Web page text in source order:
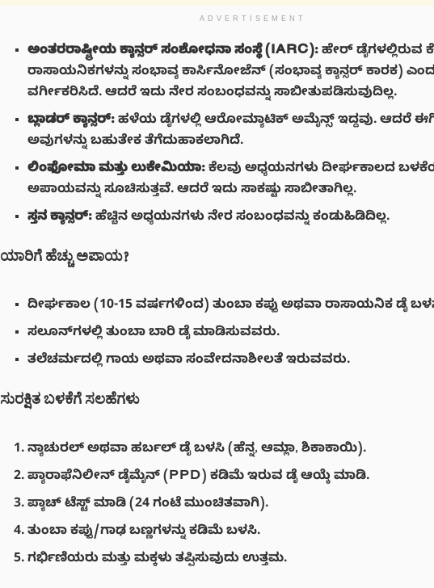
ADVERTISEMENT
ಅಂತರರಾಷ್ಟ್ರೀಯ ಕ್ಯಾನ್ಸರ್ ಸಂಶೋಧನಾ ಸಂಸ್ಥೆ (IARC):ಹೇರ್ ಡೈಗಳಲ್ಲಿರುವ
ರಾಸಾಯನಿಕಗಳನ್ನು ಸಂಭಾವ್ಯ ಕಾರ್ಸಿನೋಜೆನ್ (ಸಂಭಾವ್ಯ ಕ್ಯಾನ್ಸರ್ ಕಾರಕ)
ವರ್ಗೀಕರಿಸಿದೆ. ಆದರೆ ಇದು ನೇರ ಸಂಬಂಧವನ್ನು ಸಾಬೀತುಪಡಿಸುವುದಿಲ್ಲ.
ಬ್ಲಾಡರ್ ಕ್ಯಾನ್ಸರ್:ಹಳೆಯ ಡೈಗಳಲ್ಲಿ ಆರೋಮ್ಯಾಟಿಕ್ ಅಮೈನ್ಸ್ ಇದ್ದವು. ಆದರೆ
ಅವುಗಳನ್ನು ಬಹುತೇಕ ತೆಗೆದುಹಾಕಲಾಗಿದೆ.
ಲಿಂಫೋಮಾ ಮತ್ತು ಲುಕೇಮಿಯಾ:ಕೆಲವು ಅಧ್ಯಯನಗಳು ದೀರ್ಘಕಾಲದ
ಅಪಾಯವನ್ನು ಸೂಚಿಸುತ್ತವೆ. ಆದರೆ ಇದು ಸಾಕಷ್ಟು ಸಾಬೀತಾಗಿಲ್ಲ.
ಸ್ತನ ಕ್ಯಾನ್ಸರ್:ಹೆಚ್ಚಿನ ಅಧ್ಯಯನಗಳು ನೇರ ಸಂಬಂಧವನ್ನು ಕಂಡುಹಿಡಿದಿಲ್ಲ.
ಯಾರಿಗೆ ಹೆಚ್ಚು ಅಪಾಯ?
ದೀರ್ಘಕಾಲ (10-15 ವರ್ಷಗಳಿಂದ) ತುಂಬಾ ಕಪ್ಪು ಅಥವಾ ರಾಸಾಯನಿಕ ಡೈ
ಸಲೂನ್‌ಗಳಲ್ಲಿ ತುಂಬಾ ಬಾರಿ ಡೈ ಮಾಡಿಸುವವರು.
ತಲೆಚರ್ಮದಲ್ಲಿ ಗಾಯ ಅಥವಾ ಸಂವೇದನಾಶೀಲತೆ ಇರುವವರು.
ಸುರಕ್ಷಿತ ಬಳಕೆಗೆ ಸಲಹೆಗಳು
ನ್ಯಾಚುರಲ್ ಅಥವಾ ಹರ್ಬಲ್ ಡೈ ಬಳಸಿ (ಹೆನ್ನ, ಆಮ್ಲಾ, ಶಿಕಾಕಾಯಿ).
ಪ್ಯಾರಾಫೆನಿಲೀನ್ ಡೈಮೈನ್ (PPD) ಕಡಿಮೆ ಇರುವ ಡೈ ಆಯ್ಕೆ ಮಾಡಿ.
ಪ್ಯಾಚ್ ಟೆಸ್ಟ್ ಮಾಡಿ (24 ಗಂಟೆ ಮುಂಚಿತವಾಗಿ).
ತುಂಬಾ ಕಪ್ಪು/ಗಾಢ ಬಣ್ಣಗಳನ್ನು ಕಡಿಮೆ ಬಳಸಿ.
ಗರ್ಭಿಣಿಯರು ಮತ್ತು ಮಕ್ಕಳು ತಪ್ಪಿಸುವುದು ಉತ್ತಮ.